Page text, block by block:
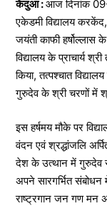
केंदुआ :आज दिनांक
एकेडमी विद्यालय
जयंती काफी हर्षोल्लास
विद्यालय ‌के‌ प्राचार्य
किया, तत्पश्चात
गुरुदेव ‌के श्री चरणों में
इस हर्षमय मौके पर
वंदन एवं श्रद्धांजलि
देश‌‌ के उत्थान में गुरुदेव
अपने सारगर्भित ‌संबोधन
राष्ट्रगान जन गण मन